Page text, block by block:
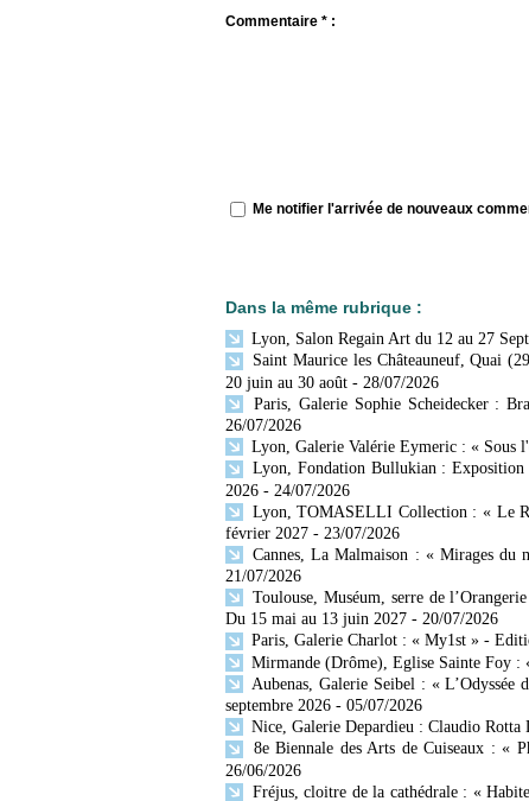
Commentaire * :
Me notifier l'arrivée de nouveaux
Dans la même rubrique :
Lyon, Salon Regain Art du 12 au 27
Saint Maurice les Châteauneuf, Quai
20 juin au 30 août - 28/07/2026
Paris, Galerie Sophie Scheidecker :
26/07/2026
Lyon, Galerie Valérie Eymeric : « Sous
Lyon, Fondation Bullukian : Exposition
2026 - 24/07/2026
Lyon, TOMASELLI Collection : « Le
février 2027 - 23/07/2026
Cannes, La Malmaison : « Mirages du
21/07/2026
Toulouse, Muséum, serre de
Du 15 mai au 13 juin 2027 - 20/07/2026
Paris, Galerie Charlot : « My1st » -
Mirmande (Drôme), Eglise Sainte Foy :
Aubenas, Galerie Seibel : «
septembre 2026 - 05/07/2026
Nice, Galerie Depardieu : Claudio
8e Biennale des Arts de Cuiseaux : «
26/06/2026
Fréjus, cloitre de la cathédrale : «